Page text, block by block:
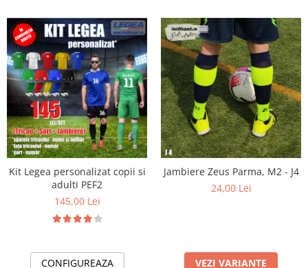
Kit Legea personalizat copii si
adulti PEF2
145,00 Lei
CONFIGUREAZA
Jambiere Zeus Parma, M2 - J4
24,00 Lei
VEZI VARIANTE